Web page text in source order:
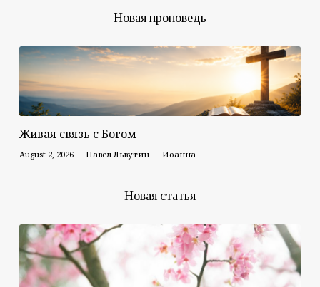
Новая проповедь
Живая связь с Богом
August 2, 2026 Павел Львутин Иоанна
Новая статья